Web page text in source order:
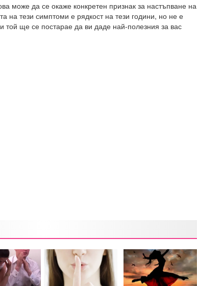
може да се окаже конкретен признак за настъпване на
на тези симптоми е рядкост на тези години, но не е
той ще се постарае да ви даде най-полезния за вас